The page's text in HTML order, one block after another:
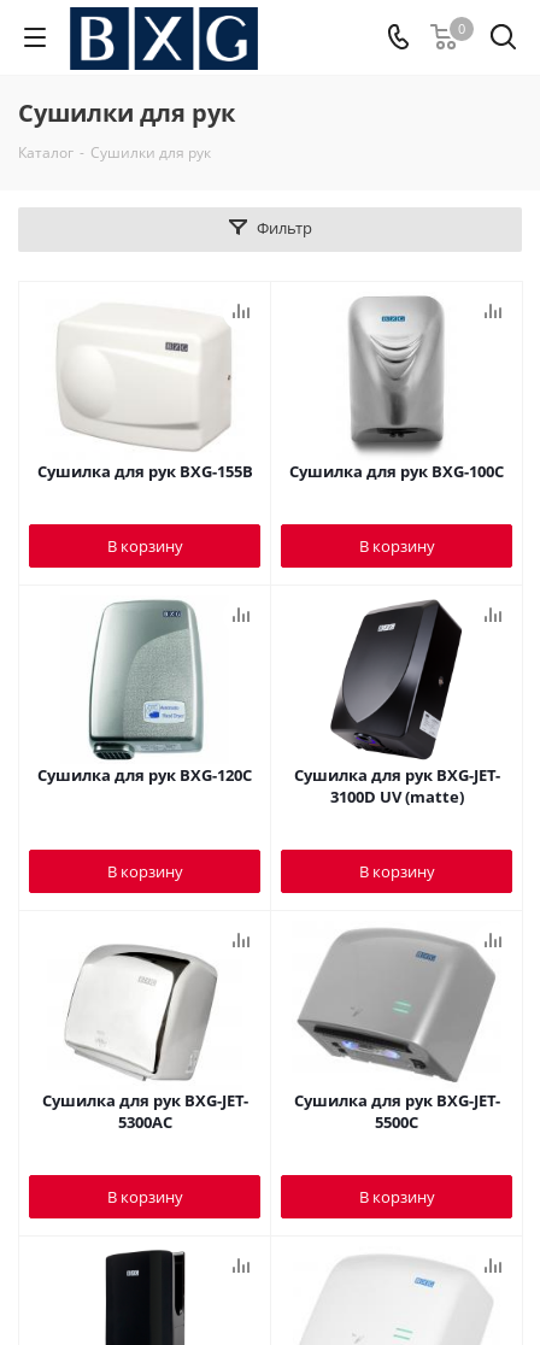
0
Сушилки для рук
Каталог - Сушилки для рук
Фильтр
Сушилка для рук BXG-155B
В корзину
Сушилка для рук BXG-100C
В корзину
Сушилка для рук BXG-120C
В корзину
Сушилка для рук BXG-JET-
3100D UV (matte)
В корзину
Сушилка для рук BXG-JET-
5300AC
В корзину
Сушилка для рук BXG-JET-
5500C
В корзину